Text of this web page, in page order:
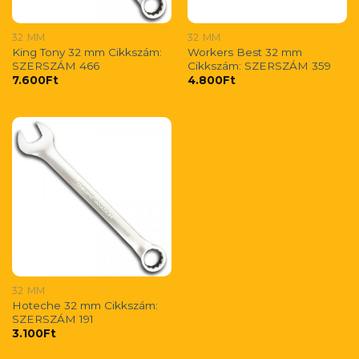
32 MM
King Tony 32 mm Cikkszám:
SZERSZÁM 466
7.600Ft
32 MM
Workers Best 32 mm
Cikkszám: SZERSZÁM 359
4.800Ft
32 MM
Hoteche 32 mm Cikkszám:
SZERSZÁM 191
3.100Ft